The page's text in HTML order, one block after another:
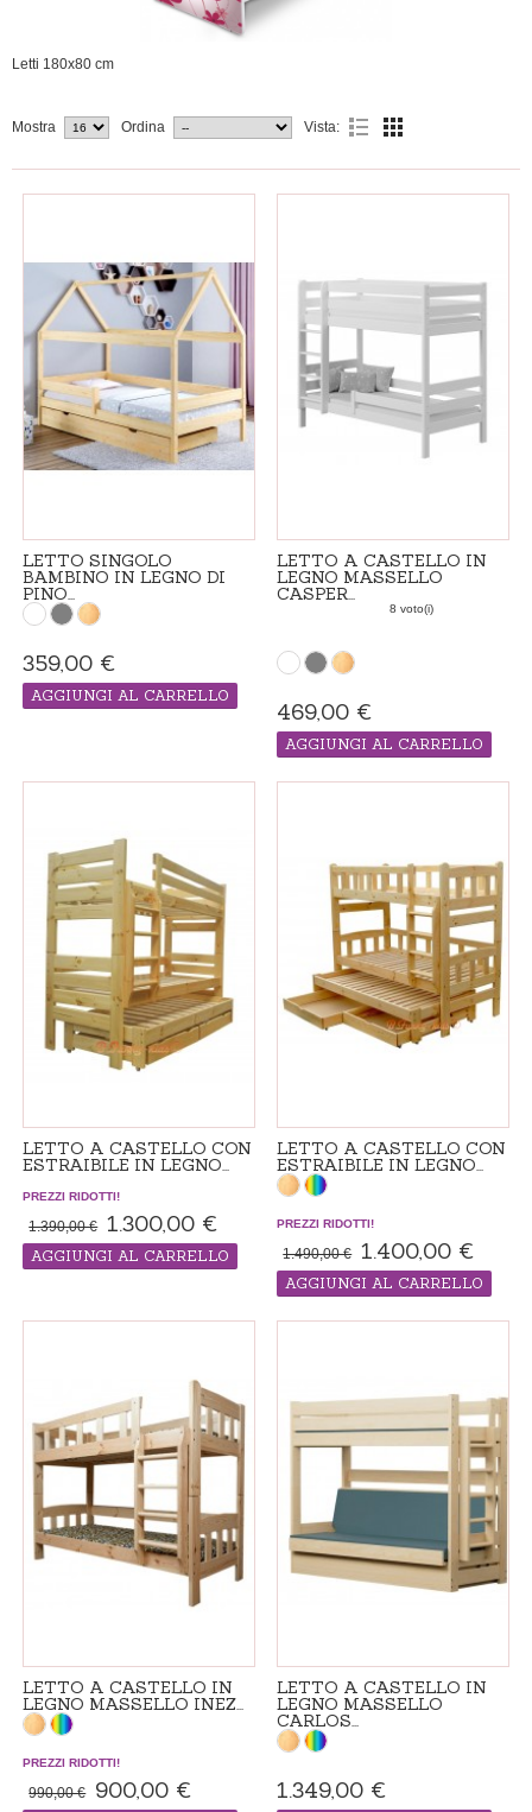
Letti 180x80 cm
Mostra Ordina Vista:
LETTO SINGOLO
BAMBINO IN LEGNO DI
PINO...
359,00 €
AGGIUNGI AL CARRELLO
LETTO A CASTELLO IN
LEGNO MASSELLO
CASPER...
8 voto(i)
469,00 €
AGGIUNGI AL CARRELLO
LETTO A CASTELLO CON
ESTRAIBILE IN LEGNO...
PREZZI RIDOTTI!
1.390,00 € 1.300,00 €
AGGIUNGI AL CARRELLO
LETTO A CASTELLO CON
ESTRAIBILE IN LEGNO...
PREZZI RIDOTTI!
1.490,00 € 1.400,00 €
AGGIUNGI AL CARRELLO
LETTO A CASTELLO IN
LEGNO MASSELLO INEZ...
PREZZI RIDOTTI!
990,00 € 900,00 €
LETTO A CASTELLO IN
LEGNO MASSELLO
CARLOS...
1.349,00 €